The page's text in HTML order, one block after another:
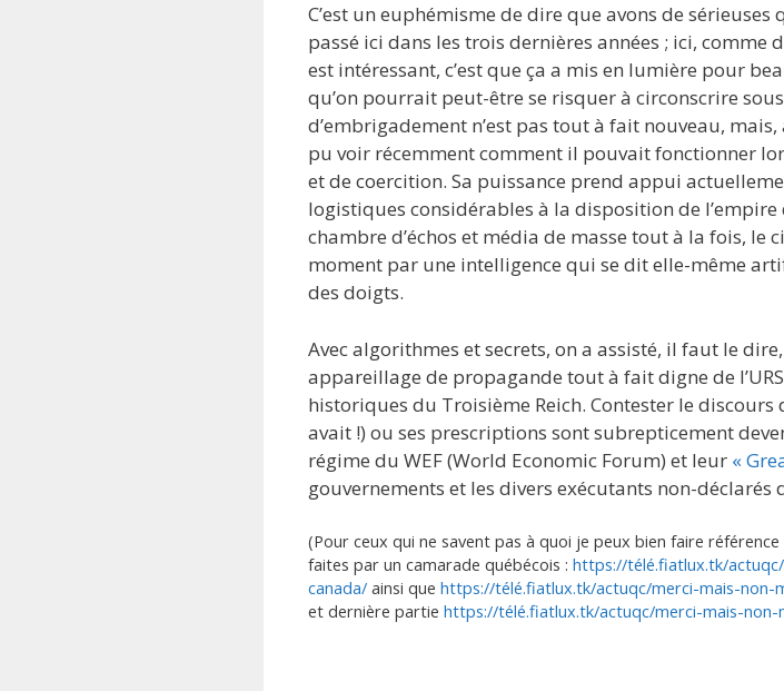
C’est un euphémisme de dire que avons de
passé ici dans les trois dernières années ; ici,
est intéressant, c’est que ça a mis en lumière pour
qu’on pourrait peut-être se risquer à circonscrire
d’embrigadement n’est pas tout à fait nouveau,
pu voir récemment comment il pouvait fonctionner
et de coercition. Sa puissance prend appui
logistiques considérables à la disposition de
chambre d’échos et média de masse tout à la fois, le
moment par une intelligence qui se dit elle-même
des doigts.
Avec algorithmes et secrets, on a assisté, il faut le
appareillage de propagande tout à fait digne de
historiques du Troisième Reich. Contester le discours
avait !) ou ses prescriptions sont subrepticement
régime du WEF (World Economic Forum) et leur «
gouvernements et les divers exécutants non-déclarés
(Pour ceux qui ne savent pas à quoi je peux bien faire
faites par un camarade québécois : https://télé.fiatlux.tk/
canada/ ainsi que https://télé.fiatlux.tk/actuqc/merci-mais-non-
et dernière partie https://télé.fiatlux.tk/actuqc/merci-mais-